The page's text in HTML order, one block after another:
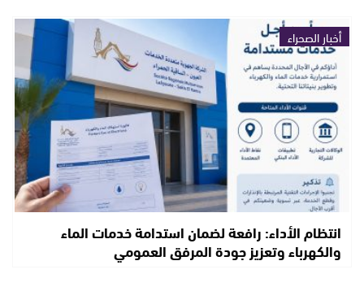
أخبار الصحراء
انتظام الأداء: رافعة لضمان استدامة خدمات الماء
والكهرباء وتعزيز جودة المرفق العمومي